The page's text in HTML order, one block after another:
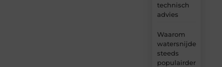
technisch
advies
Waarom
watersnijden
steeds
populairder